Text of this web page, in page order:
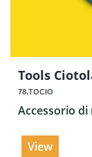
Tools
78.TOCIO
Accessorio
View